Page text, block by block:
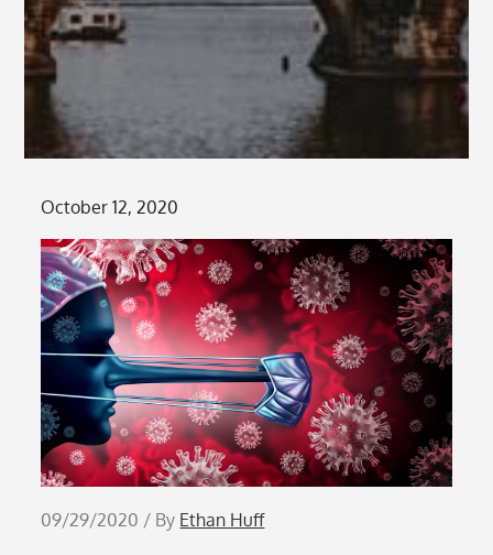
Posted
on
October 12, 2020
09/29/2020 / By Ethan Huff